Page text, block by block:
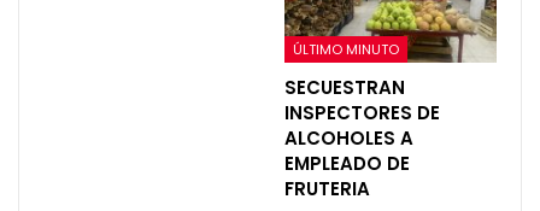
ÚLTIMO MINUTO
SECUESTRAN
INSPECTORES DE
ALCOHOLES A
EMPLEADO DE
FRUTERIA